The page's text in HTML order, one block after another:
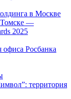
в Москве
Томске —
2025
офиса Росбанка
территория